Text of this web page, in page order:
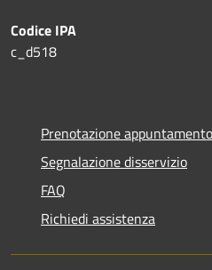
Codice IPA
c_d518
Prenotazione appuntamento
Segnalazione disservizio
FAQ
Richiedi assistenza